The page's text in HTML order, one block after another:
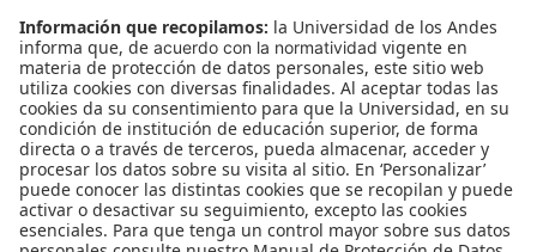
Ediciones especiales
Proyectos 070
SÍGUENOS